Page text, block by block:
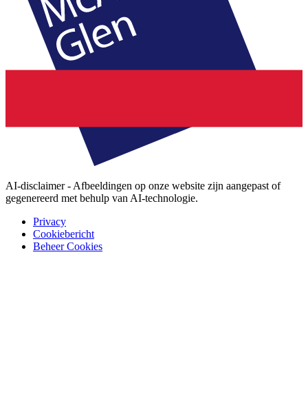
AI-disclaimer - Afbeeldingen op onze website zijn aangepast of
gegenereerd met behulp van AI-technologie.
Privacy
Cookiebericht
Beheer Cookies